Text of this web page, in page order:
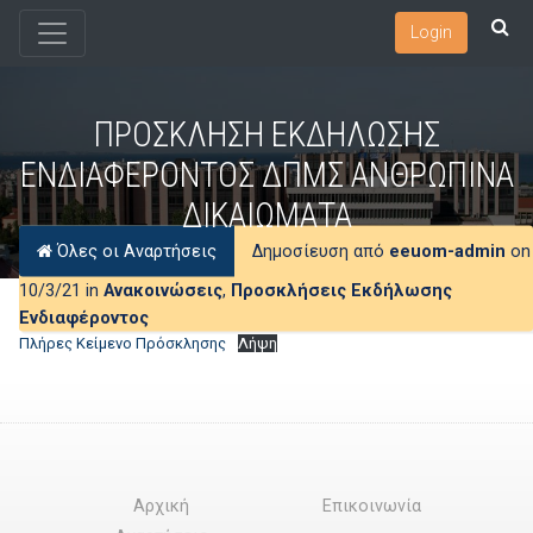
Login
ΠΡΟΣΚΛΗΣΗ ΕΚΔΗΛΩΣΗΣ
ΕΝΔΙΑΦΕΡΟΝΤΟΣ ΔΠΜΣ ΑΝΘΡΩΠΙΝΑ
ΔΙΚΑΙΩΜΑΤΑ
Όλες οι Αναρτήσεις Δημοσίευση από eeuom-admin on
10/3/21 in Ανακοινώσεις, Προσκλήσεις Εκδήλωσης
Ενδιαφέροντος
Πλήρες Κείμενο Πρόσκλησης Λήψη
Αρχική
Επικοινωνία